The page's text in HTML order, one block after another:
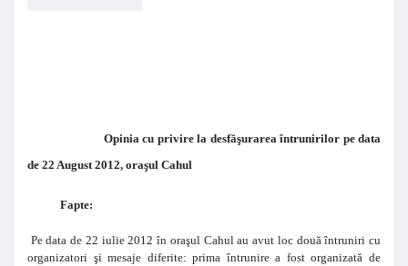
Opinia cu privire la desfăşurarea întrunirilor pe data
de 22 August 2012, oraşul Cahul
Fapte:
Pe data de 22 iulie 2012 în oraşul Cahul au avut loc două întruniri cu
organizatori şi mesaje diferite: prima întrunire a fost organizată de